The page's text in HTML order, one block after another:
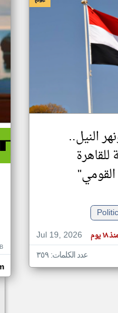
النيل..
القومي"
Jul 19, 2026
١٨ يوم
عدد الكلمات: ٣٥٩